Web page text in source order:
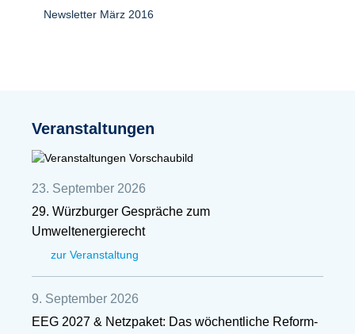
Newsletter März 2016
Veranstaltungen
23. September 2026
29. Würzburger Gespräche zum
Umweltenergierecht
zur Veranstaltung
9. September 2026
EEG 2027 & Netzpaket: Das wöchentliche Reform-